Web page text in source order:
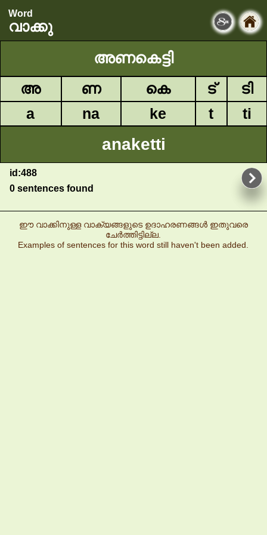
Word
വാക്കു
അണകെട്ടി
അ ണ കെ ട്
ടി
a
na ke t ti
anaketti
id:488
0 sentences found
ഈ വാക്കിനുള്ള വാക്യങ്ങളുടെ ഉദാഹരണങ്ങൾ ഇതുവരെ
ചേർത്തിട്ടില്ല.
Examples of sentences for this word still haven't been added.